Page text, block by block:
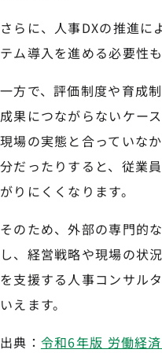
さらに、人事DXの推進に
テム導入を進める必要性も
一方で、評価制度や育成
成果につながらないケー
現場の実態と合っていな
分だったりすると、従業
がりにくくなります。
そのため、外部の専門的
し、経営戦略や現場の状
を支援する人事コンサル
いえます。
出典： 令和6年版 労働経